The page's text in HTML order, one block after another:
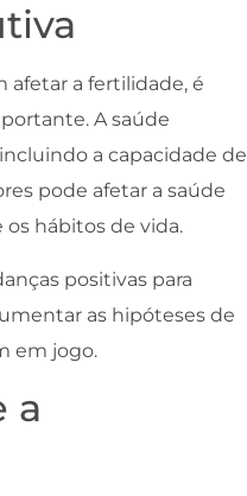
afetar a fertilidade, é
A saúde
a capacidade de
pode afetar a saúde
hábitos de vida.
positivas para
as hipóteses de
em jogo.
a